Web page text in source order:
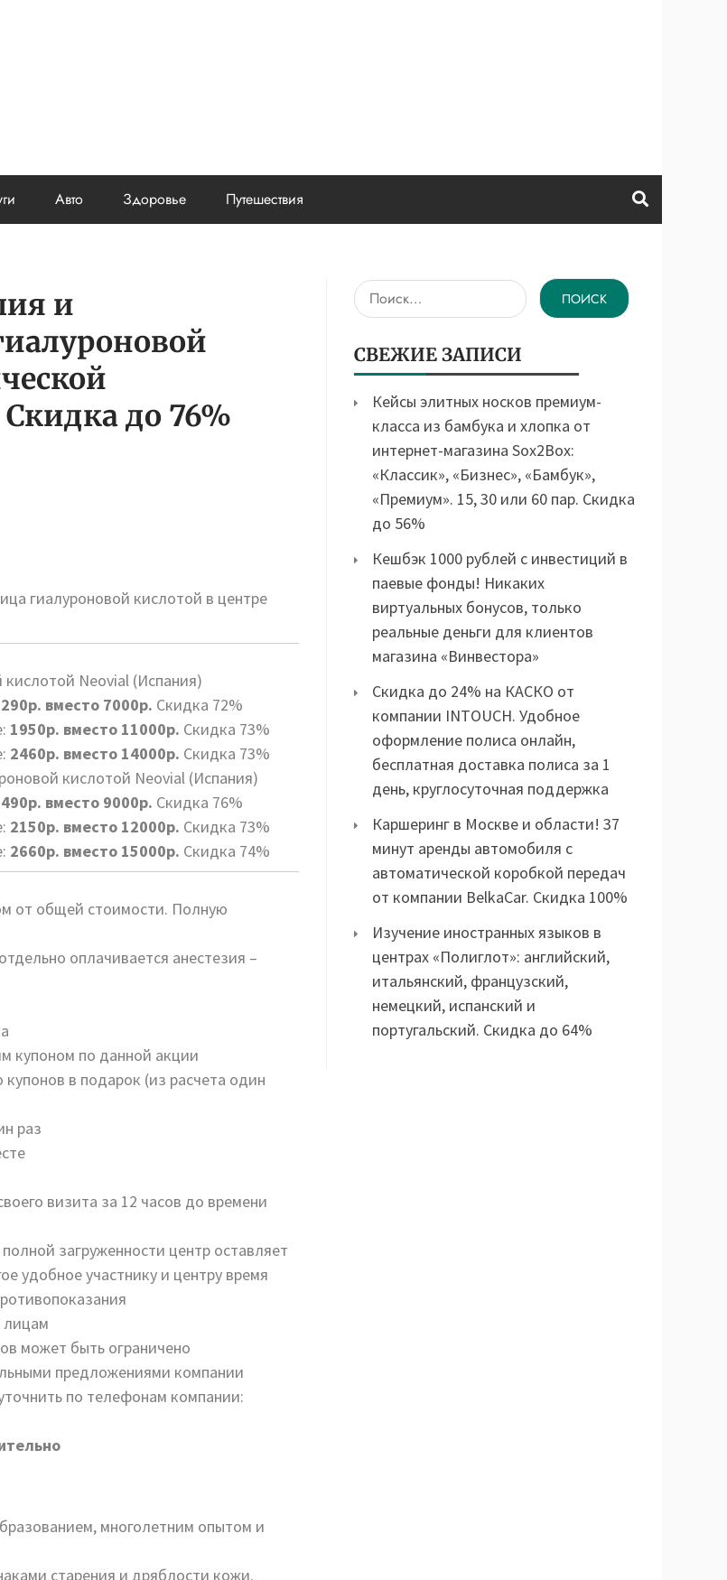
Авто Здоровье Путешествия
и
до 76%
гиалуроновой кислотой в центре
Neovial (Испания)
вместо 7000р. Скидка 72%
1950р. вместо 11000р. Скидка 73%
2460р. вместо 14000р. Скидка 73%
кислотой Neovial (Испания)
вместо 9000р. Скидка 76%
2150р. вместо 12000р. Скидка 73%
2660р. вместо 15000р. Скидка 74%
от общей стоимости. Полную
оплачивается анестезия –
купоном по данной акции
в подарок (из расчета один
раз
визита за 12 часов до времени
загруженности центр оставляет
удобное участнику и центру время
лицам
может быть ограничено
предложениями компании
по телефонам компании:
многолетним опытом и
старения и дряблости кожи.
Найти:
СВЕЖИЕ ЗАПИСИ
Кейсы элитных носков премиум-
класса из бамбука и хлопка от
интернет-магазина Sox2Box:
«Классик», «Бизнес», «Бамбук»,
«Премиум». 15, 30 или 60 пар. Скидка
до 56%
Кешбэк 1000 рублей с инвестиций в
паевые фонды! Никаких
виртуальных бонусов, только
реальные деньги для клиентов
магазина «Винвестора»
Скидка до 24% на КАСКО от
компании INTOUCH. Удобное
оформление полиса онлайн,
бесплатная доставка полиса за 1
день, круглосуточная поддержка
Каршеринг в Москве и области! 37
минут аренды автомобиля с
автоматической коробкой передач
от компании BelkaCar. Скидка 100%
Изучение иностранных языков в
центрах «Полиглот»: английский,
итальянский, французский,
немецкий, испанский и
португальский. Скидка до 64%